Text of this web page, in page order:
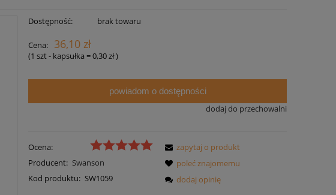
Dostępność: brak towaru
Cena: 36,10 zł
(1szt - kapsułka =0,30 zł)
powiadom o dostępności
dodaj do przechowalni
Ocena:
Producent: Swanson
Kod produktu: SW1059
zapytaj o produkt
poleć znajomemu
dodaj opinię